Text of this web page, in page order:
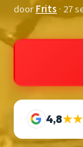
doorFrits · 27
4,8